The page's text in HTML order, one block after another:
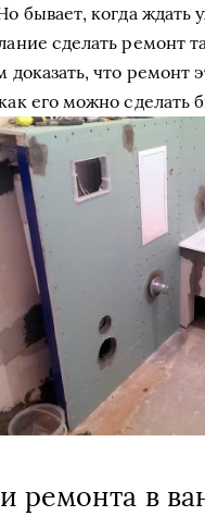
бывает, когда ждать
сделать ремонт
доказать, что ремонт
его можно сделать
ремонта в